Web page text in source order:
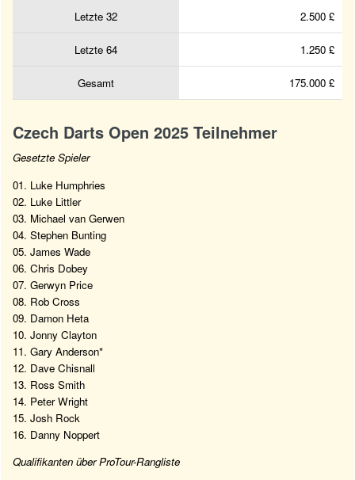
Letzte 32 2.500 £
Letzte 64 1.250 £
Gesamt 175.000 £
Czech Darts Open 2025 Teilnehmer
Gesetzte Spieler
01. Luke Humphries
02. Luke Littler
03. Michael van Gerwen
04. Stephen Bunting
05. James Wade
06. Chris Dobey
07. Gerwyn Price
08. Rob Cross
09. Damon Heta
10. Jonny Clayton
11. Gary Anderson*
12. Dave Chisnall
13. Ross Smith
14. Peter Wright
15. Josh Rock
16. Danny Noppert
Qualifikanten über ProTour-Rangliste